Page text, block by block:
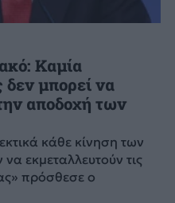
Καμία
δεν μπορεί να
αποδοχή των
κάθε κίνηση των
εκμεταλλευτούν τις
πρόσθεσε ο